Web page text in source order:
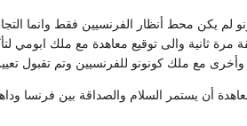
لم يكن محط أنظار الفرنسيين فقط وانما